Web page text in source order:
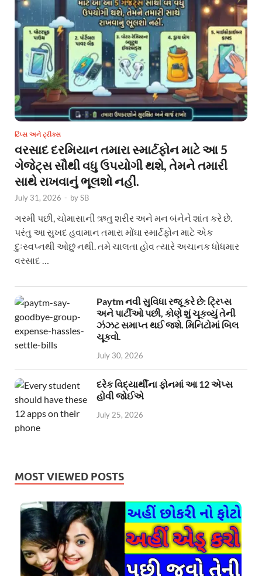
ટિપ્સ અને ટ્રીક્સ
વરસાદ દરમિયાન તમારા સ્માર્ટફોન માટે આ 5
ગેજેટ્સ સૌથી વધુ ઉપયોગી થશે, તેમને તમારી
સાથે રાખવાનું ભૂલશો નહીં.
July 31, 2026 - bySB
ગરમી પછી, ચોમાસાની ઋતુ શરીર અને મન બંનેને શાંત કરે છે.
પરંતુ આ સુખદ હવામાન તમારા મોંઘા સ્માર્ટફોન માટે એક
દુઃસ્વપ્નથી ઓછું નથી. તમે ચાલતા હોવ ત્યારે અચાનક ધોધમાર
વરસાદ …
Paytm નવી સુવિધા રજૂ કરે છે: ટ્રિપ્સ
અને પાર્ટીઓ પછી, કોણે શું ચૂકવ્યું તેની
ઝંઝટ સમાપ્ત થઈ જશે. મિનિટોમાં બિલ
ચૂકવો.
July 30, 2026
દરેક વિદ્યાર્થીના ફોનમાં આ 12 એપ્સ
હોવી જોઈએ
July 25, 2026
MOST VIEWED POSTS